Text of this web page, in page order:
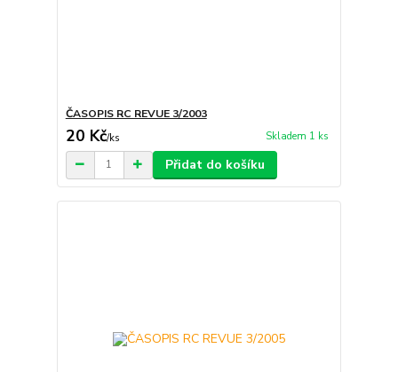
ČASOPIS RC REVUE 3/2003
20 Kč/ks Skladem 1 ks
Přidat do košíku